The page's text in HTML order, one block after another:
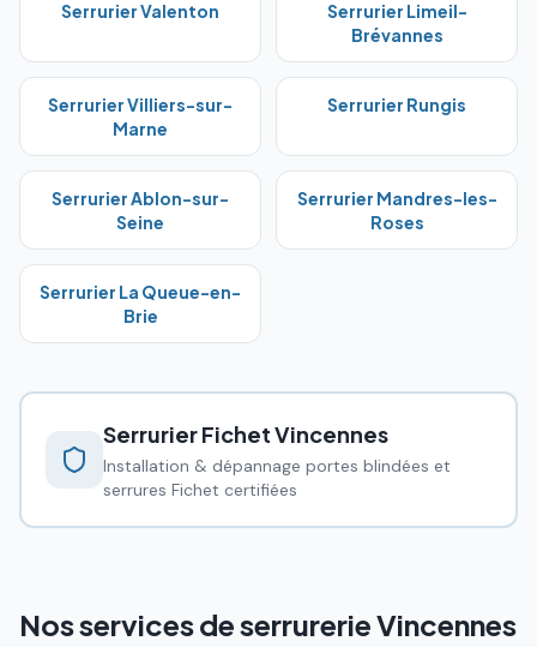
SerrurierValenton Serrurier Limeil-
Brévannes
SerrurierVilliers-sur-
Marne
Serrurier Rungis
SerrurierAblon-sur-
Seine
Serrurier Mandres-les-
Roses
Serrurier La Queue-en-
Brie
Serrurier FichetVincennes
Installation & dépannage portes blindées et
serrures Fichet certifiées
Nos services de serrurerie Vincennes